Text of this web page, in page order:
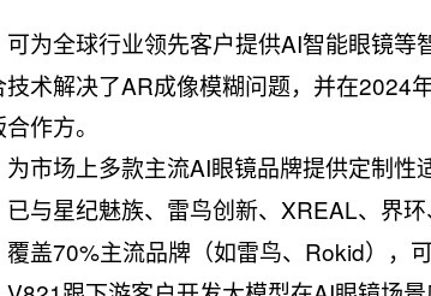
可为全球行业领先客户提供AI智能眼镜
技术解决了AR成像模糊问题，并在2024
作方。
为市场上多款主流AI眼镜品牌提供定制性
已与星纪魅族、雷鸟创新、XREAL、界
盖70%主流品牌（如雷鸟、Rokid），